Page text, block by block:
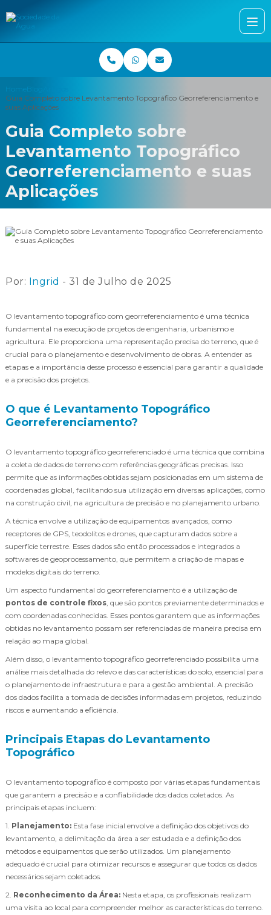
Home Blog
Guia Completo sobre Levantamento Topográfico Georreferenciamento e
suas Aplicações
Guia Completo sobre
Levantamento Topográfico
Georreferenciamento e suas
Aplicações
Por: Ingrid - 31 de Julho de 2025
O levantamento topográfico com georreferenciamento é uma técnica
fundamental na execução de projetos de engenharia, urbanismo e
agricultura. Ele proporciona uma representação precisa do terreno, que é
crucial para o planejamento e desenvolvimento de obras. A entender as
etapas e a importância desse processo é essencial para garantir a qualidade
e a precisão dos projetos.
O que é Levantamento Topográfico
Georreferenciamento?
O levantamento topográfico georreferenciado é uma técnica que combina
a coleta de dados de terreno com referências geográficas precisas. Isso
permite que as informações obtidas sejam posicionadas em um sistema de
coordenadas global, facilitando sua utilização em diversas aplicações, como
na construção civil, na agricultura de precisão e no planejamento urbano.
A técnica envolve a utilização de equipamentos avançados, como
receptores de GPS, teodolitos e drones, que capturam dados sobre a
superfície terrestre. Esses dados são então processados e integrados a
softwares de geoprocessamento, que permitem a criação de mapas e
modelos digitais do terreno.
Um aspecto fundamental do georreferenciamento é a utilização de
pontos de controle fixos, que são pontos previamente determinados e
com coordenadas conhecidas. Esses pontos garantem que as informações
obtidas no levantamento possam ser referenciadas de maneira precisa em
relação ao mapa global.
Além disso, o levantamento topográfico georreferenciado possibilita uma
análise mais detalhada do relevo e das características do solo, essencial para
o planejamento de infraestrutura e para a gestão ambiental. A precisão
dos dados facilita a tomada de decisões informadas em projetos, reduzindo
riscos e aumentando a eficiência.
Principais Etapas do Levantamento
Topográfico
O levantamento topográfico é composto por várias etapas fundamentais
que garantem a precisão e a confiabilidade dos dados coletados. As
principais etapas incluem:
1. Planejamento: Esta fase inicial envolve a definição dos objetivos do
levantamento, a delimitação da área a ser estudada e a definição dos
métodos e equipamentos que serão utilizados. Um planejamento
adequado é crucial para otimizar recursos e assegurar que todos os dados
necessários sejam coletados.
2. Reconhecimento da Área: Nesta etapa, os profissionais realizam
uma visita ao local para compreender melhor as características do terreno.